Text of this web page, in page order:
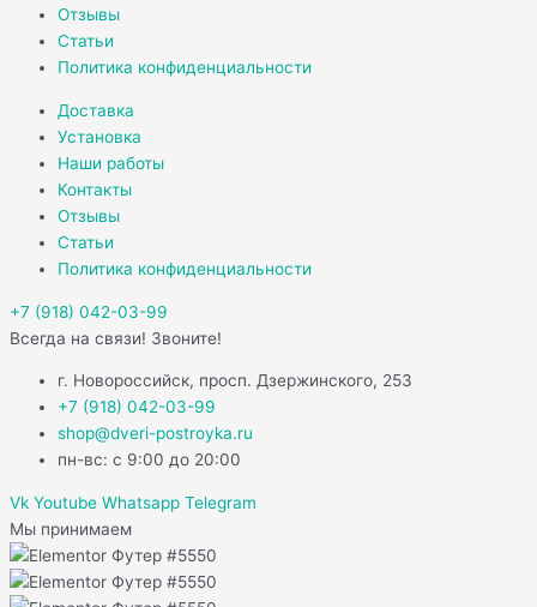
Отзывы
Статьи
Политика конфиденциальности
Доставка
Установка
Наши работы
Контакты
Отзывы
Статьи
Политика конфиденциальности
+7 (918) 042-03-99
Всегда на связи! Звоните!
г. Новороссийск, просп. Дзержинского, 253
+7 (918) 042-03-99
shop@dveri-postroyka.ru
пн-вс: с 9:00 до 20:00
Vk Youtube Whatsapp Telegram
Мы принимаем